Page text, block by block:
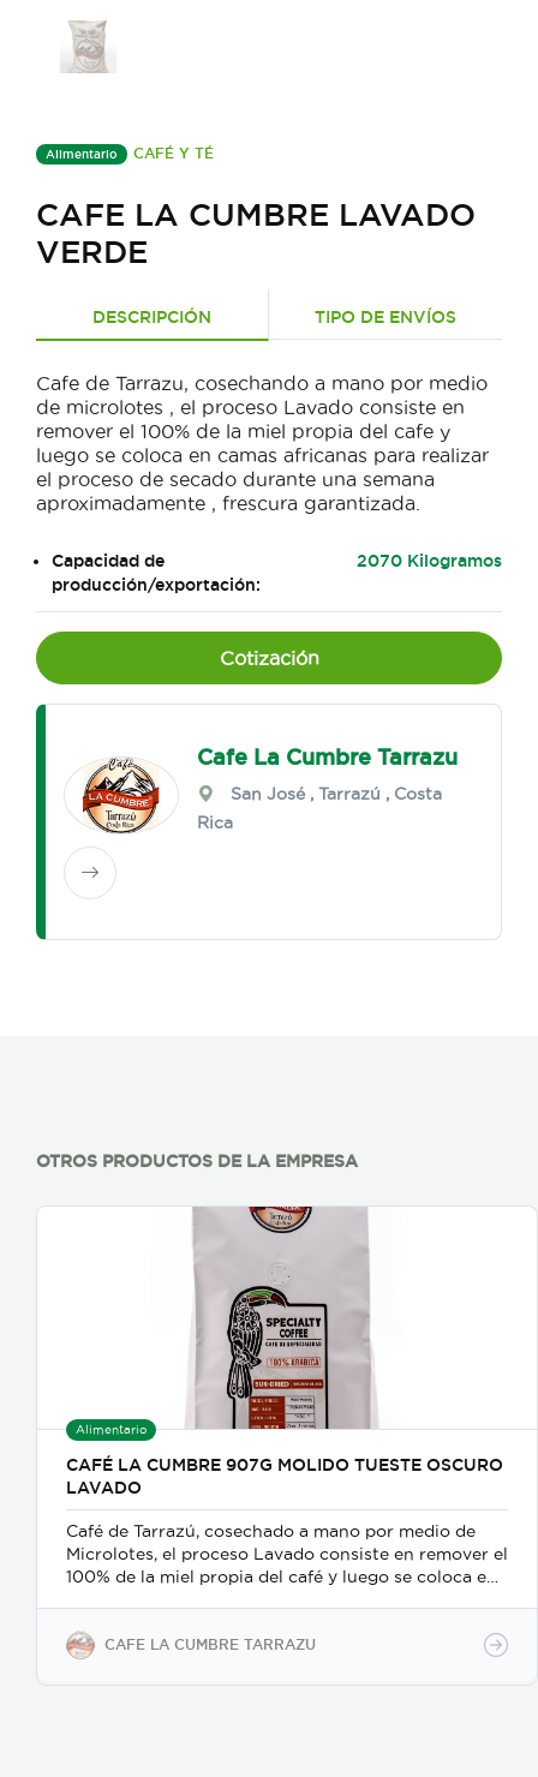
Alimentario CAFÉ Y TÉ
CAFE LA CUMBRE LAVADO
VERDE
DESCRIPCIÓN TIPO DE ENVÍOS
Cafe de Tarrazu, cosechando a mano por medio
de microlotes , el proceso Lavado consiste en
remover el 100% de la miel propia del cafe y
luego se coloca en camas africanas para realizar
el proceso de secado durante una semana
aproximadamente , frescura garantizada.
Capacidad de
producción/exportación:
2070 Kilogramos
Cotización
Cafe La Cumbre Tarrazu
San José ,Tarrazú , Costa
Rica
OTROS PRODUCTOS DE LA EMPRESA
Alimentario
CAFÉ LA CUMBRE 907G MOLIDO TUESTE OSCURO
LAVADO
Café de Tarrazú, cosechado a mano por medio de
Microlotes, el proceso Lavado consiste en remover el
100% de la miel propia del café y luego se coloca en
garantizada.
CAFE LA CUMBRE TARRAZU